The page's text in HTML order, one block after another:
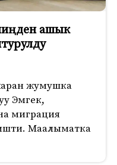
ашык
жумушка
Эмгек,
миграция
Маалыматка